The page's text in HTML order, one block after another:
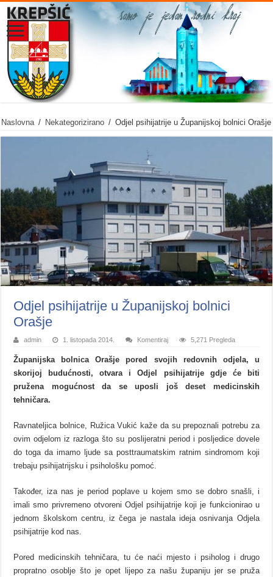
Naslovna / Nekategorizirano / Odjel psihijatrije u Županijskoj bolnici Orašje
Odjel psihijatrije u Županijskoj bolnici
Orašje
admin 1. listopada 2014. Komentiraj 5,271 Pregleda
Županijska bolnica Orašje pored svojih redovnih odjela, u
skorijoj budućnosti, otvara i Odjel psihijatrije gdje će biti
pružena mogućnost da se uposli još deset medicinskih
tehničara.
Ravnateljica bolnice, Ružica Vukić kaže da su prepoznali potrebu za
ovim odjelom iz razloga što su poslijeratni period i posljedice dovele
do toga da imamo ljude sa posttraumatskim ratnim sindromom koji
trebaju psihijatrijsku i psihološku pomoć.
Također, iza nas je period poplave u kojem smo se dobro snašli, i
imali smo privremeno otvoreni Odjel psihijatrije koji je funkcionirao u
jednom školskom centru, iz čega je nastala ideja osnivanja Odjela
psihijatrije kod nas.
Pored medicinskih tehničara, tu će naći mjesto i psiholog i drugo
propratno osoblje što je opet lijepo za našu županiju jer se pruža